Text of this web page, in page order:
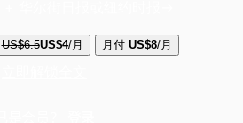
US$6.5US$4/月 月付 US$8/月